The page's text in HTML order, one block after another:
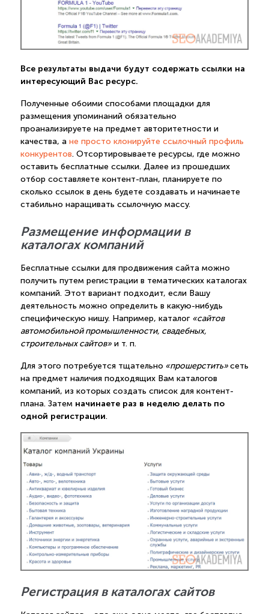
Все результаты выдачи будут содержать ссылки на
интересующий Вас ресурс.
Полученные обоими способами площадки для
размещения упоминаний обязательно
проанализируете на предмет авторитетности и
качества, а не просто клонируйте ссылочный профиль
конкурентов. Отсортировываете ресурсы, где можно
оставить бесплатные ссылки. Далее из прошедших
отбор составляете контент-план, планируете по
сколько ссылок в день будете создавать и начинаете
стабильно наращивать ссылочную массу.
Размещение информации в
каталогах компаний
Бесплатные ссылки для продвижения сайта можно
получить путем регистрации в тематических каталогах
компаний. Этот вариант подходит, если Вашу
деятельность можно определить в какую-нибудь
специфическую нишу. Например, каталог «сайтов
автомобильной промышленности, свадебных,
строительных сайтов»и т. п.
Для этого потребуется тщательно «прошерстить» сеть
на предмет наличия подходящих Вам каталогов
компаний, из которых создать список для контент-
плана. Затем начинаете раз в неделю делать по
одной регистрации.
Регистрация в каталогах сайтов